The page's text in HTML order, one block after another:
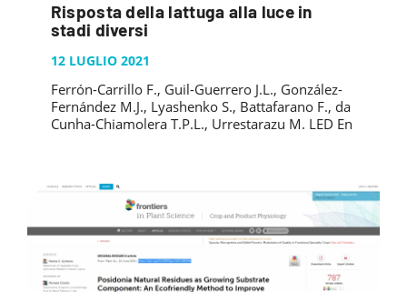
Risposta della lattuga alla luce in
stadi diversi
12 LUGLIO 2021
Ferrón-Carrillo F., Guil-Guerrero J.L., González-
Fernández M.J., Lyashenko S., Battafarano F., da
Cunha-Chiamolera T.P.L., Urrestarazu M. LED En